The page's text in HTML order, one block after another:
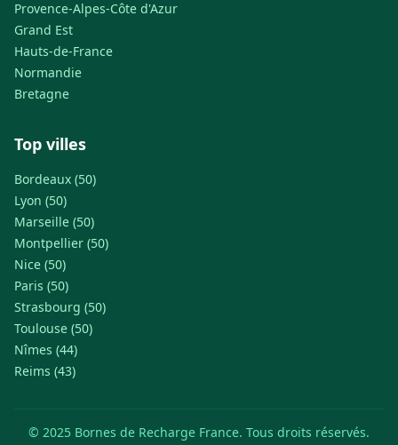
Provence-Alpes-Côte d'Azur
Grand Est
Hauts-de-France
Normandie
Bretagne
Top villes
Bordeaux (50)
Lyon (50)
Marseille (50)
Montpellier (50)
Nice (50)
Paris (50)
Strasbourg (50)
Toulouse (50)
Nîmes (44)
Reims (43)
© 2025 Bornes de Recharge France. Tous droits réservés.